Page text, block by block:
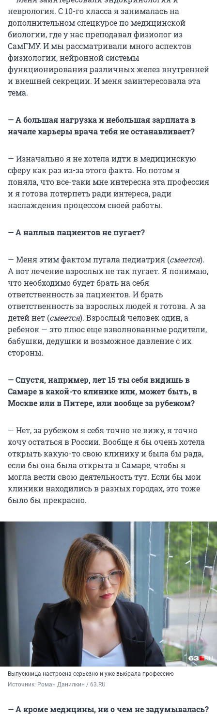
неврология. С 10-го класса я занималась на
дополнительном спецкурсе по медицинской
биологии, где у нас преподавал физиолог из
СамГМУ. И мы рассматривали много аспектов
физиологии, нейронной системы
функционирования различных желез внутренней
и внешней секреции. И меня заинтересовала эта
тема.
— А большая нагрузка и небольшая зарплата в
начале карьеры врача тебя не останавливает?
— Изначально я не хотела идти в медицинскую
сферу как раз из-за этого факта. Но потом я
поняла, что все-таки мне интересна эта профессия
и я готова потерпеть ради интереса, ради
наслаждения процессом своей работы.
— А наплыв пациентов не пугает?
— Меня этим фактом пугала педиатрия (смеется).
А вот лечение взрослых не так пугает. Я понимаю,
что необходимо будет брать на себя
ответственность за пациентов. И брать
ответственность за взрослых людей я готова. А за
детей нет (смеется). Взрослый человек один, а
ребенок — это плюс еще взволнованные родители,
бабушки, дедушки и возможное давление с их
стороны.
— Спустя, например, лет 15 ты себя видишь в
Самаре в какой-то клинике или, может быть, в
Москве или в Питере, или вообще за рубежом?
— Нет, за рубежом я себя точно не вижу, я точно
хочу остаться в России. Вообще я бы очень хотела
открыть какую-то свою клинику и была бы рада,
если бы она была открыта в Самаре, чтобы я
могла вести свою деятельность тут. Если бы мои
клиники находились в разных городах, это тоже
было бы прекрасно.
Выпускница настроена серьезно и уже выбрала профессию
Источник: Роман Данилкин / 63.RU
— А кроме медицины, ни о чем не задумывалась?